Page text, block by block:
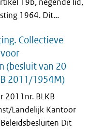
19b, negende lid,
1964. Dit...
Collectieve
(besluit van 20
2011/1954M)
2011nr. BLKB
Landelijk Kantoor
Dit